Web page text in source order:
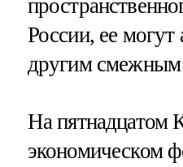
России, ее могут
другим смежным
На пятнадцатом
экономическом